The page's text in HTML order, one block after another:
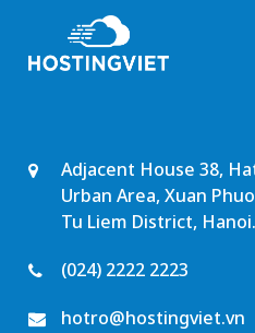
Adjacent House 38,
Urban Area, Xuan
Tu Liem District, Hanoi.
(024) 2222 2223
hotro@hostingviet.vn